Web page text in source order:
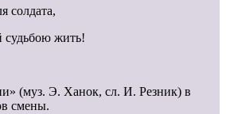
солдата,
жить!
(муз. Э. Ханок, сл. И. Резник) в
смены.